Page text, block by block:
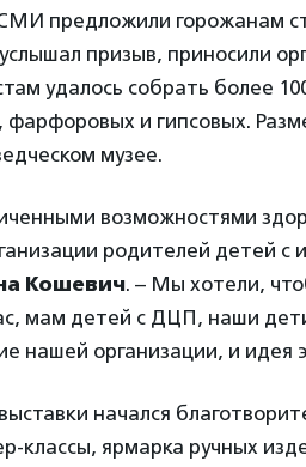
предложили горожанам
призыв, приносили
удалось собрать более
и гипсовых.
музее.
возможностями
родителей детей
Кошевич. – Мы хотели,
мам детей с ДЦП, наши
нашей организации, и идея
начался
классы, ярмарка ручных